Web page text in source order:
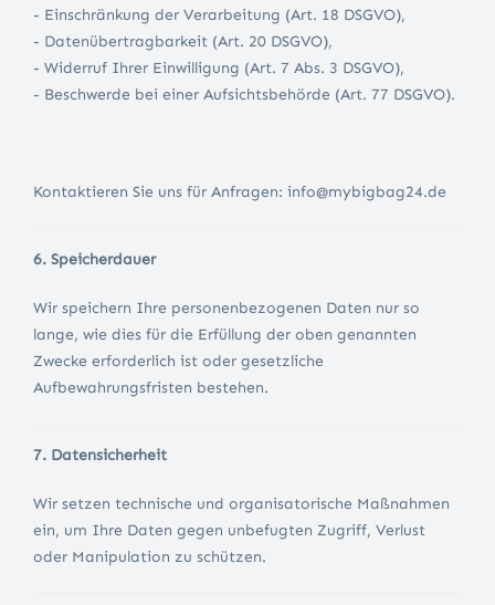
- Einschränkung der Verarbeitung (Art. 18 DSGVO),
- Datenübertragbarkeit (Art. 20 DSGVO),
- Widerruf Ihrer Einwilligung (Art. 7 Abs. 3 DSGVO),
- Beschwerde bei einer Aufsichtsbehörde (Art. 77 DSGVO).
Kontaktieren Sie uns für Anfragen: info@mybigbag24.de
6. Speicherdauer
Wir speichern Ihre personenbezogenen Daten nur so
lange, wie dies für die Erfüllung der oben genannten
Zwecke erforderlich ist oder gesetzliche
Aufbewahrungsfristen bestehen.
7. Datensicherheit
Wir setzen technische und organisatorische Maßnahmen
ein, um Ihre Daten gegen unbefugten Zugriff, Verlust
oder Manipulation zu schützen.